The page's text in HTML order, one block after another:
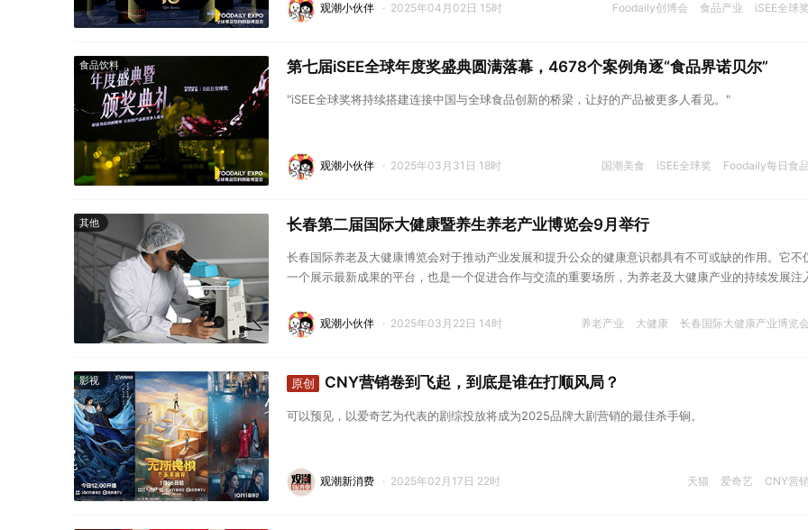
Foodaily创博会 食品产业 iSEE全球奖
观潮小伙伴 · 2025年04月02日 15时
食品饮料 第七届iSEE全球年度奖盛典圆满落幕，4678个案例角逐“食品界诺贝尔”
"iSEE全球奖将持续搭建连接中国与全球食品创新的桥梁，让好的产品被更多人看见。"
国潮美食 iSEE全球奖 Foodaily每日食品
观潮小伙伴 · 2025年03月31日 18时
其他 长春第二届国际大健康暨养生养老产业博览会9月举行
长春国际养老及大健康博览会对于推动产业发展和提升公众的健康意识都具有不可或缺的作用。它不
一个展示最新成果的平台，也是一个促进合作与交流的重要场所，为养老及大健康产业的持续发展注
养老产业 大健康 长春国际大健康产业博览会
观潮小伙伴 · 2025年03月22日 14时
影视 原创 CNY营销卷到飞起，到底是谁在打顺风局？
可以预见，以爱奇艺为代表的剧综投放将成为2025品牌大剧营销的最佳杀手锏。
天猫 爱奇艺 CNY营销
观潮新消费 · 2025年02月17日 22时